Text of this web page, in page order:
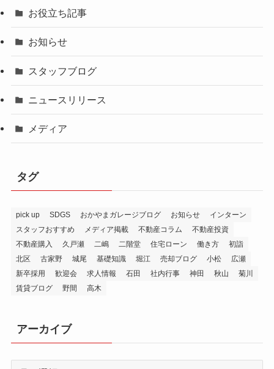
お役立ち記事
お知らせ
スタッフブログ
ニュースリリース
メディア
タグ
pick up SDGS おかやまガレージブログ お知らせ
インターン
スタッフおすすめ
メディア掲載 不動産コラム
不動産投資
不動産購入
久戸瀬 二嶋 二階堂 住宅ローン 働き方
初詣
北区
古家野 城尾 基礎知識 堀江 売却ブログ 小松
広瀬
新卒採用
歓迎会 求人情報 石田 社内行事 神田 秋山
菊川
賃貸ブログ
野間 高木
アーカイブ